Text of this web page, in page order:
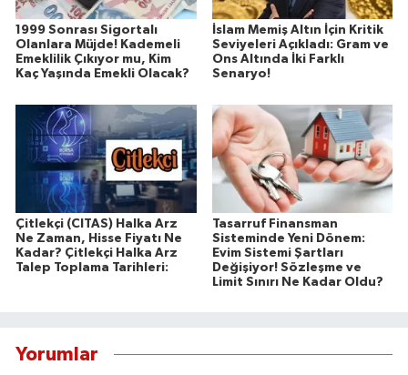
1999 Sonrası Sigortalı
Olanlara Müjde! Kademeli
Emeklilik Çıkıyor mu, Kim
Kaç Yaşında Emekli Olacak?
İslam Memiş Altın İçin Kritik
Seviyeleri Açıkladı: Gram ve
Ons Altında İki Farklı
Senaryo!
Çitlekçi (CITAS) Halka Arz
Ne Zaman, Hisse Fiyatı Ne
Kadar? Çitlekçi Halka Arz
Talep Toplama Tarihleri:
Tasarruf Finansman
Sisteminde Yeni Dönem:
Evim Sistemi Şartları
Değişiyor! Sözleşme ve
Limit Sınırı Ne Kadar Oldu?
Yorumlar